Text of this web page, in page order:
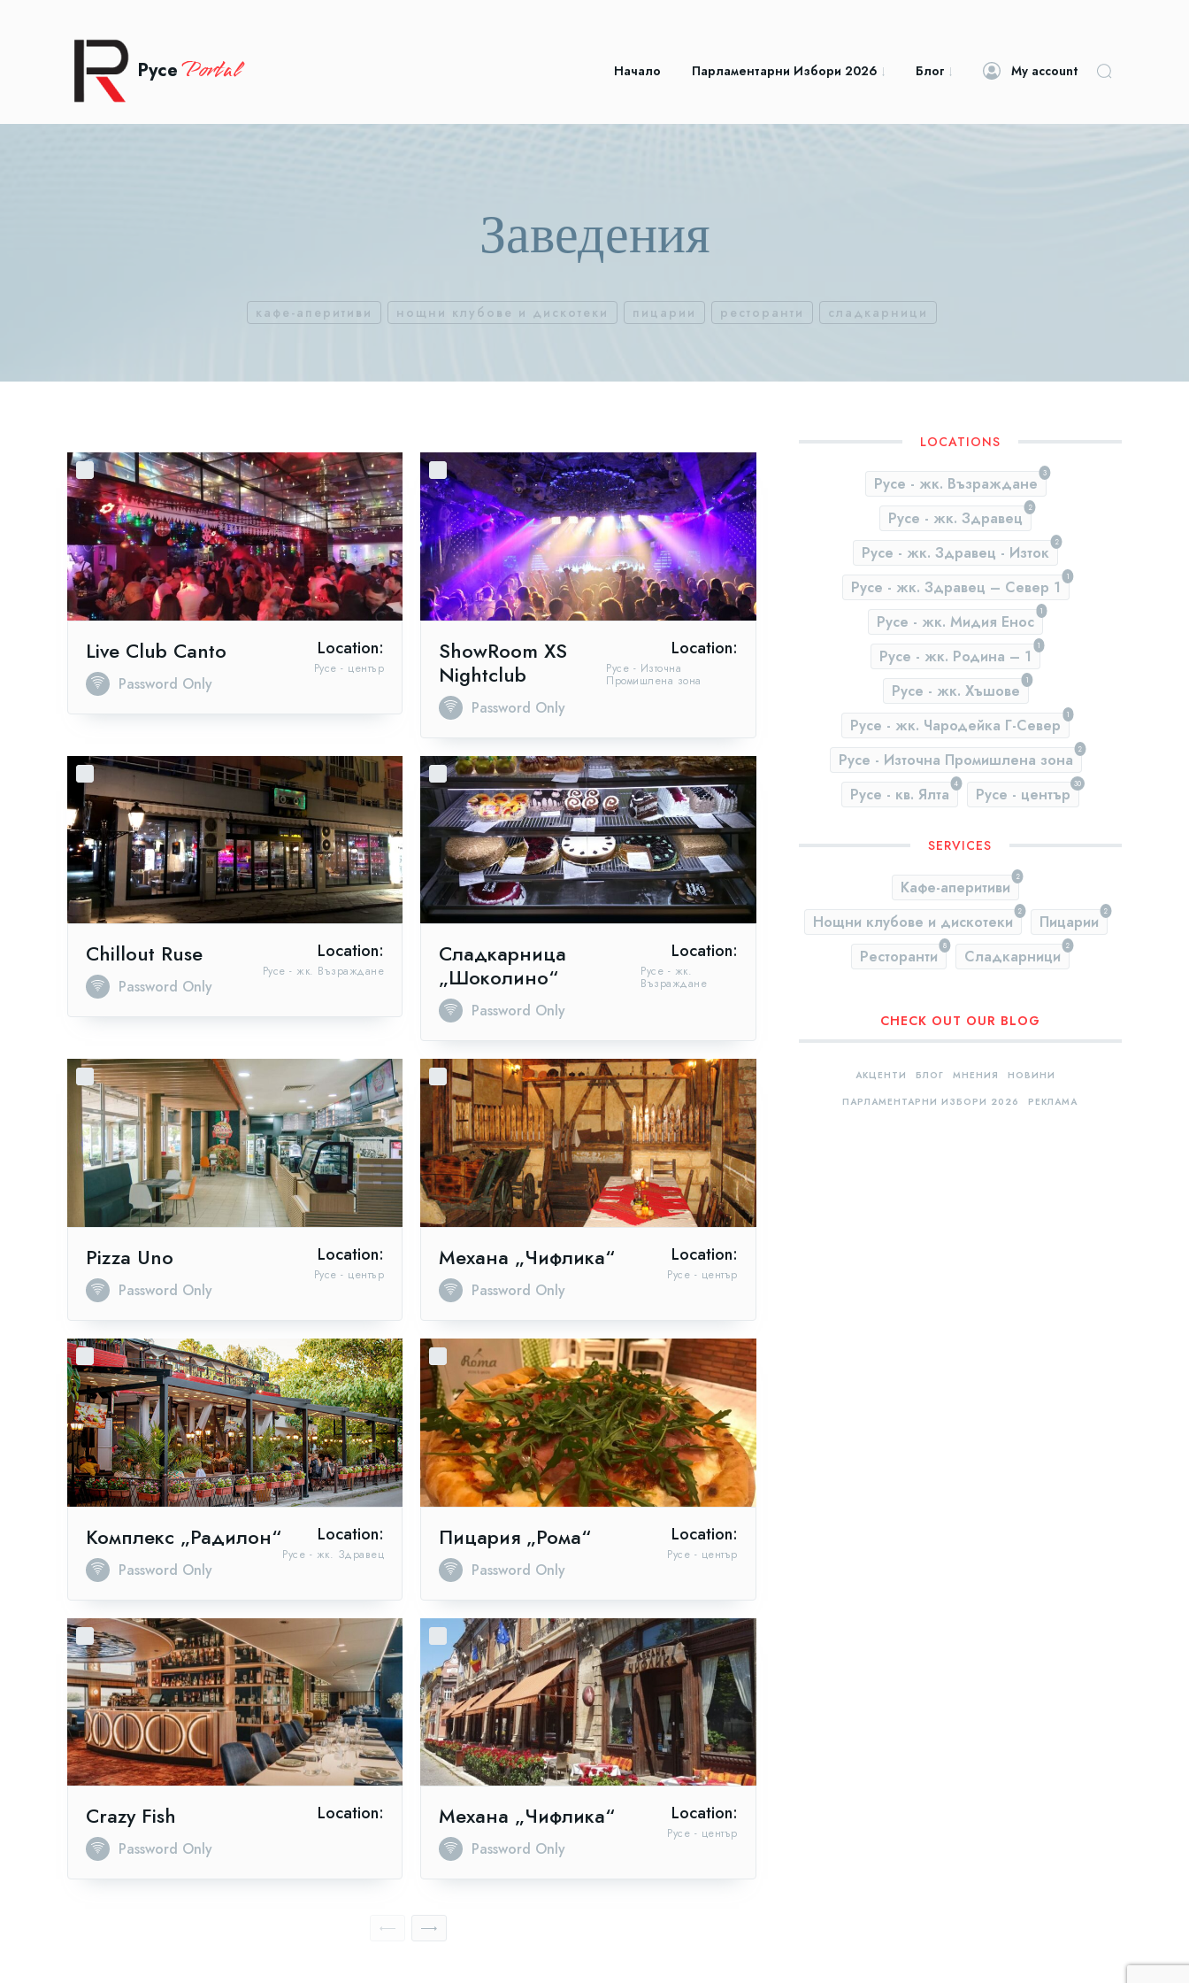
Русе Portal Начало Парламентарни Избори 2026 Блог My account
Заведения
кафе-аперитиви нощни клубове и дискотеки пицарии ресторанти сладкарници
Live Club Canto
Password Only
Location:
Русе - център
ShowRoom XS
Nightclub
Password Only
Location:
Русе - Източна
Промишлена зона
Chillout Ruse
Password Only
Location:
Русе - жк. Възраждане
Сладкарница
„Шоколино“
Password Only
Location:
Русе - жк.
Възраждане
Pizza Uno
Password Only
Location:
Русе - център
Механа „Чифлика“
Password Only
Location:
Русе - център
Комплекс „Радилон“
Password Only
Location:
Русе - жк. Здравец
Пицария „Рома“
Password Only
Location:
Русе - център
Crazy Fish
Password Only
Location: Механа „Чифлика“
Password Only
Location:
Русе - център
LOCATIONS
3
Русе - жк. Възраждане
2
Русе - жк. Здравец
2
Русе - жк. Здравец - Изток
1
Русе - жк. Здравец – Север 1
1
Русе - жк. Мидия Енос
1
Русе - жк. Родина – 1
1
Русе - жк. Хъшове
1
Русе - жк. Чародейка Г-Север
2
Русе - Източна Промишлена зона
4
Русе - кв. Ялта
30
Русе - център
SERVICES
2
Кафе-аперитиви
2
Нощни клубове и дискотеки
2
Пицарии
8
Ресторанти
2
Сладкарници
CHECK OUT OUR BLOG
АКЦЕНТИ БЛОГ МНЕНИЯ
НОВИНИ
ПАРЛАМЕНТАРНИ ИЗБОРИ 2026
РЕКЛАМА